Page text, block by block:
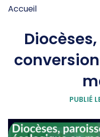
Accueil
PUBLIÉ